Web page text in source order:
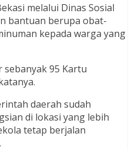
melalui Dinas Sosial
bantuan berupa obat-
kepada warga yang
sebanyak 95 Kartu
daerah sudah
di lokasi yang lebih
tetap berjalan